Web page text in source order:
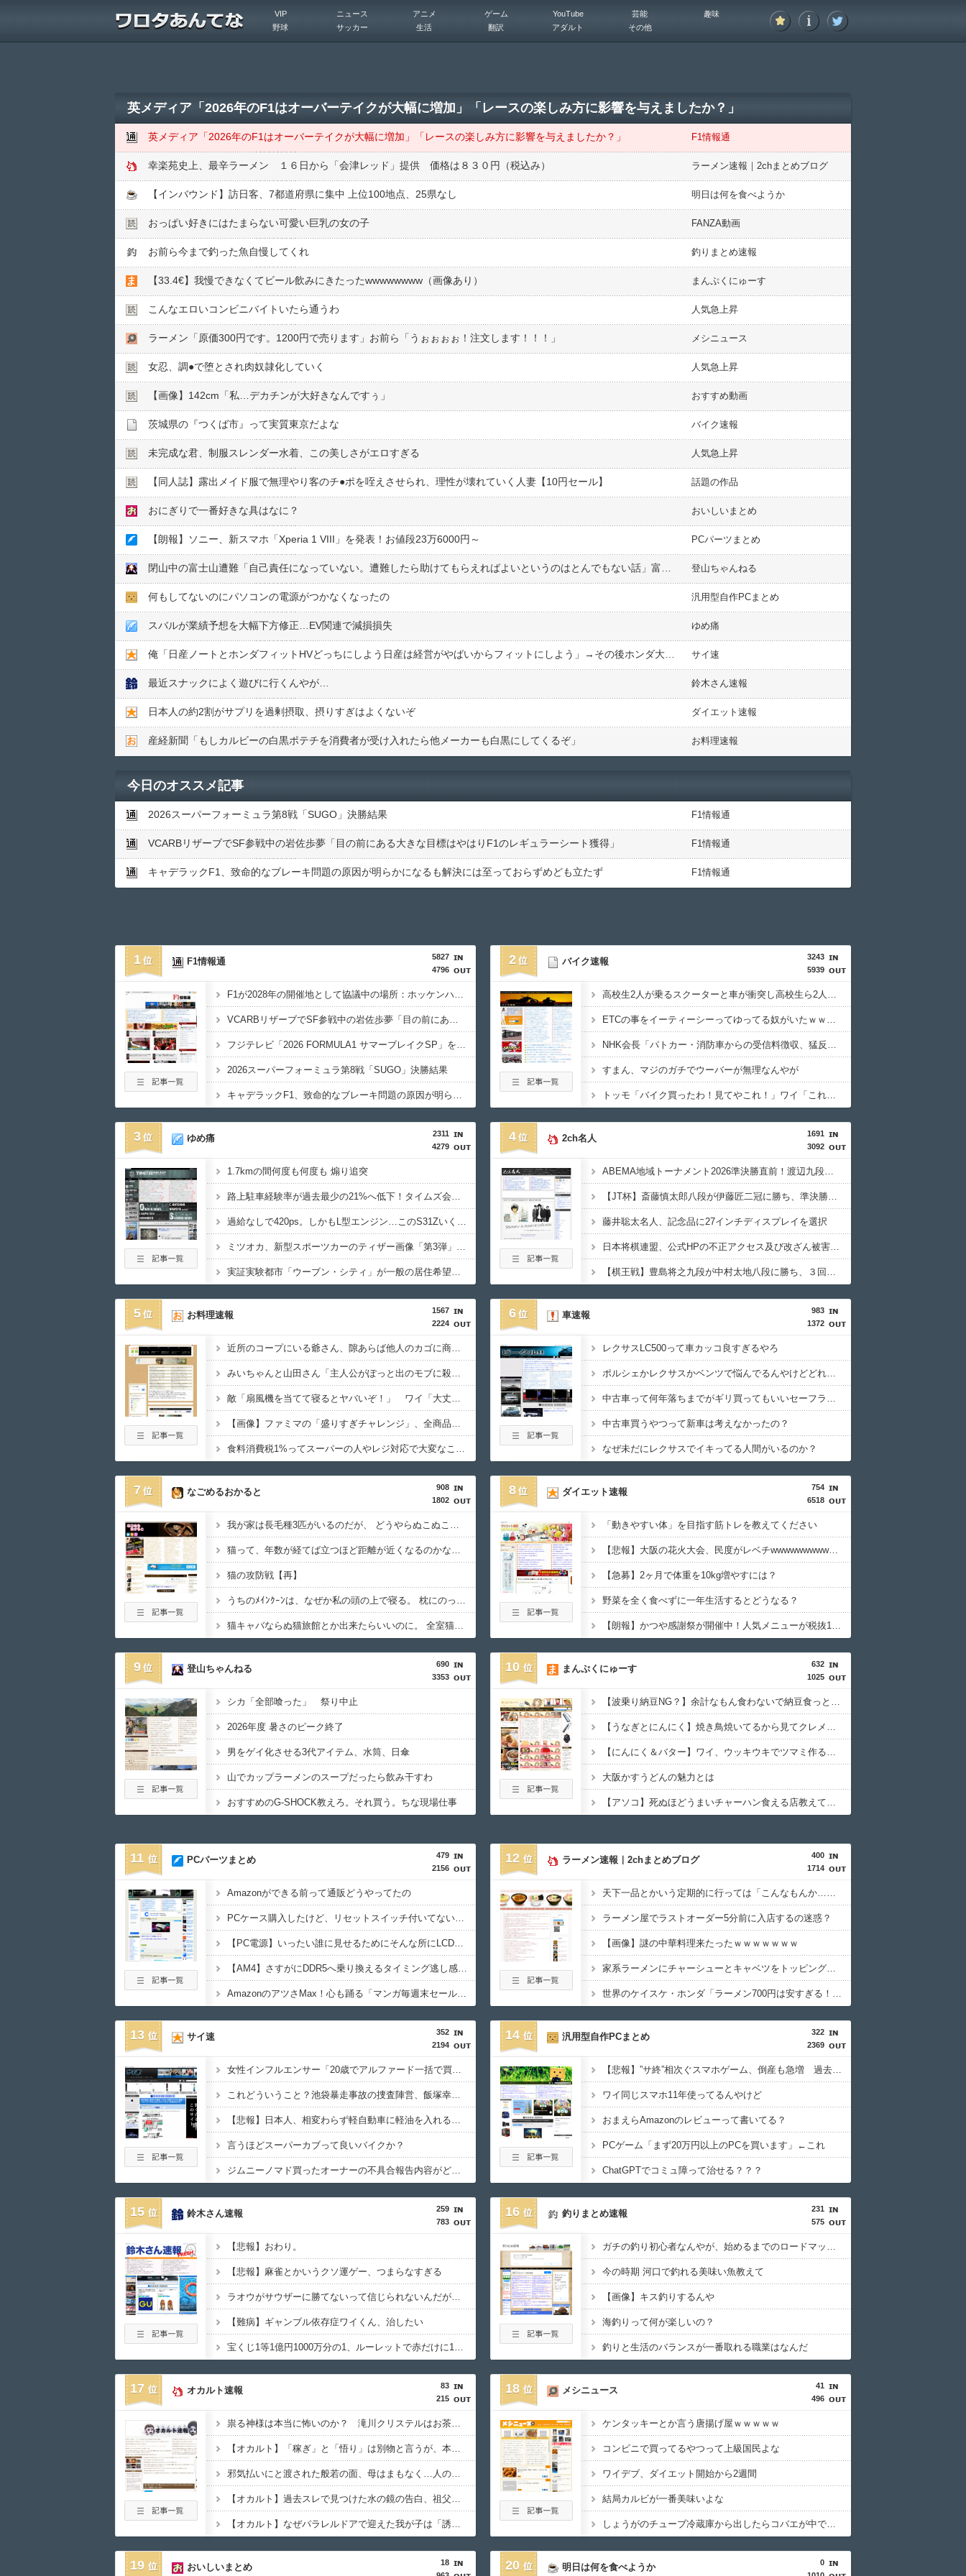
VIP ニュース アニメ ゲーム YouTube 芸能
趣味
野球
サッカー 生活 翻訳 アダルト その他
英メディア「2026年のF1はオーバーテイクが大幅に増加」「レースの楽しみ方に影響を与えましたか？」
英メディア「2026年のF1はオーバーテイクが大幅に増加」「レースの楽しみ方に影響を与えましたか？」 F1情報通
幸楽苑史上、最辛ラーメン １６日から「会津レッド」提供 価格は８３０円（税込み） ラーメン速報｜2chまとめブログ
【インバウンド】訪日客、7都道府県に集中 上位100地点、25県なし 明日は何を食べようか
おっぱい好きにはたまらない可愛い巨乳の女の子 FANZA動画
お前ら今まで釣った魚自慢してくれ 釣りまとめ速報
【33.4€】我慢できなくてビール飲みにきたったwwwwwwww（画像あり） まんぷくにゅーす
こんなエロいコンビニバイトいたら通うわ 人気急上昇
ラーメン「原価300円です。1200円で売ります」お前ら「うぉぉぉぉ！注文します！！！」 メシニュース
女忍、調●︎で堕とされ肉奴隷化していく 人気急上昇
【画像】142cm「私…デカチンが大好きなんですぅ」 おすすめ動画
茨城県の『つくば市』って実質東京だよな バイク速報
未完成な君、制服スレンダー水着、この美しさがエロすぎる 人気急上昇
【同人誌】露出メイド服で無理やり客のチ●︎ポを咥えさせられ、理性が壊れていく人妻【10円セール】 話題の作品
おにぎりで一番好きな具はなに？ おいしいまとめ
【朗報】ソニー、新スマホ「Xperia 1 VIII」を発表！お値段23万6000円～ PCパーツまとめ
登山ちゃんねる
何もしてないのにパソコンの電源がつかなくなったの 汎用型自作PCまとめ
スバルが業績予想を大幅下方修正…EV関連で減損損失 ゆめ痛
サイ速
最近スナックによく遊びに行くんやが… 鈴木さん速報
日本人の約2割がサプリを過剰摂取、摂りすぎはよくないぞ ダイエット速報
産経新聞「もしカルビーの白黒ポテチを消費者が受け入れたら他メーカーも白黒にしてくるぞ」 お料理速報
今日のオススメ記事
2026スーパーフォーミュラ第8戦「SUGO」決勝結果 F1情報通
VCARBリザーブでSF参戦中の岩佐歩夢「目の前にある大きな目標はやはりF1のレギュラーシート獲得」 F1情報通
キャデラックF1、致命的なブレーキ問題の原因が明らかになるも解決には至っておらずめども立たず F1情報通
1
5827
4796
F1情報通
F1が2028年の開催地として協議中の場所：ホッケンハイム、タイ、南アフリカ、アルゼンチン、ルワンダ
VCARBリザーブでSF参戦中の岩佐歩夢「目の前にある大きな目標はやはりF1のレギュラーシート獲得」
フジテレビ「2026 FORMULA1 サマーブレイクSP」を明日（8月9日）から12日間毎日放送へ
2026スーパーフォーミュラ第8戦「SUGO」決勝結果
キャデラックF1、致命的なブレーキ問題の原因が明らかになるも解決には至っておらずめども立たず
2
3243
5939
バイク速報
高校生2人が乗るスクーターと車が衝突し高校生ら2人が死傷、車の運転手を逮捕
ETCの事をイーティーシーってゆってる奴がいたｗｗｗｗｗｗｗ
NHK会長「パトカー・消防車からの受信料徴収、猛反発が凄いので検討し直します…」
すまん、マジのガチでウーバーが無理なんやが
トッモ「バイク買ったわ！見てやこれ！」ワイ「これスクーターじゃん…」
3
2311
4279
ゆめ痛
1.7kmの間何度も何度も 煽り追突
路上駐車経験率が過去最少の21%へ低下！タイムズ会員にアンケート
過給なしで420ps。しかもL型エンジン…このS31Zいくらかかってるんだ…
ミツオカ、新型スポーツカーのティザー画像「第3弾」を公開！
実証実験都市「ウーブン・シティ」が一般の居住希望者の募集開始 すでにトヨタ関係者が居住
4
1691
3092
2ch名人
ABEMA地域トーナメント2026準決勝直前！渡辺九段のガチ優勝予想＆予選丸わかりＳP
【JT杯】斎藤慎太郎八段が伊藤匠二冠に勝ち、準決勝進出
藤井聡太名人、記念品に27インチディスプレイを選択
日本将棋連盟、公式HPの不正アクセス及び改ざん被害の調査結果公表
【棋王戦】豊島将之九段が中村太地八段に勝ち、３回戦進出
5
1567
2224
お料理速報
近所のコープにいる爺さん、隙あらば他人のカゴに商品を入れようとする
みいちゃんと山田さん「主人公がぽっと出のモブに殺されて終わります」←これ
敵「扇風機を当てて寝るとヤバいぞ！」 ワイ「大丈夫やろｗｗｗ」扇風機ﾎﾟﾁｰ
【画像】ファミマの「盛りすぎチャレンジ」、全商品買うて来たで
食料消費税1%ってスーパーの人やレジ対応で大変なことにならんか？
6
983
1372
車速報
レクサスLC500って車カッコ良すぎるやろ
ポルシェかレクサスかベンツで悩んでるんやけどどれがいいと思う？
中古車って何年落ちまでがギリ買ってもいいセーフライン？
中古車買うやつって新車は考えなかったの？
なぜ未だにレクサスでイキってる人間がいるのか？
7
908
1802
なごめるおかると
我が家は長毛種3匹がいるのだが、 どうやらぬこぬこネットワークで聞きつけたらしく・・・【再】
猫って、年数が経てば立つほど距離が近くなるのかな。最近は、枕の横で寝てる。【再】
猫の攻防戦【再】
うちのﾒｲﾝｸｰﾝは、なぜか私の頭の上で寝る。 枕にのって、全体重を私の頭に預け、爆睡。【再】
猫キャバならぬ猫旅館とか出来たらいいのに。 全室猫付で寝るときはもれなく添い寝してくれるの。【再】
8
754
6518
ダイエット速報
「動きやすい体」を目指す筋トレを教えてください
【悲報】大阪の花火大会、民度がレベチwwwwwwwwwwwwwwww
【急募】2ヶ月で体重を10kg増やすには？
野菜を全く食べずに一年生活するとどうなる？
【朗報】かつや感謝祭が開催中！人気メニューが税抜150円引き＆ご飯大盛り無料????
9
690
3353
登山ちゃんねる
シカ「全部喰った」 祭り中止
2026年度 暑さのピーク終了
男をゲイ化させる3代アイテム、水筒、日傘
山でカップラーメンのスープだったら飲み干すわ
おすすめのG-SHOCK教えろ。それ買う。ちな現場仕事
10
632
1025
まんぷくにゅーす
【波乗り納豆NG？】余計なもん食わないで納豆食っときゃ間違いないことが判明した
【うなぎとにんにく】焼き鳥焼いてるから見てクレメンスｗｗｗ（画像あり）
【にんにく＆バター】ワイ、ウッキウキでツマミ作る（画像あり）
大阪かすうどんの魅力とは
【アソコ】死ぬほどうまいチャーハン食える店教えてクレメンスwwwwwwww
11
479
2156
PCパーツまとめ
Amazonができる前って通販どうやってたの
PCケース購入したけど、リセットスイッチ付いてないのな
【PC電源】いったい誰に見せるためにそんな所にLCD付けるのかな
【AM4】さすがにDDR5へ乗り換えるタイミング逃し感が半端ない
AmazonのアツさMax！心も踊る「マンガ毎週末セール（50%還元）」2日目襲来！
12
400
1714
ラーメン速報｜2chまとめブログ
天下一品とかいう定期的に行っては「こんなもんか…」ってなるラーメン屋wwwwwww
ラーメン屋でラストオーダー5分前に入店するの迷惑？
【画像】謎の中華料理来たったｗｗｗｗｗｗｗ
家系ラーメンにチャーシューとキャベツをトッピングして食べるのが好き
世界のケイスケ・ホンダ「ラーメン700円は安すぎる！2000円にするべき」
13
352
2194
サイ速
女性インフルエンサー「20歳でアルファード一括で買えちゃう私って素敵」→画像にアレが写ってしまうｗｗｗｗｗｗｗｗ
これどういうこと？池袋暴走事故の捜査陣営、飯塚幸三受刑者を逮捕しなくていい理由を考えるために1000ページもの法解釈書を読んでた模様…自民議員からも圧力
【悲報】日本人、相変わらず軽自動車に軽油を入れる…
言うほどスーパーカブって良いバイクか？
ジムニーノマド買ったオーナーの不具合報告内容がどれも独特すぎる模様…
14
322
2369
汎用型自作PCまとめ
【悲報】”サ終”相次ぐスマホゲーム、倒産も急増 過去最多ペースで推移
ワイ同じスマホ11年使ってるんやけど
おまえらAmazonのレビューって書いてる？
PCゲーム「まず20万円以上のPCを買います」←これ
ChatGPTでコミュ障って治せる？？？
15
259
783
鈴木さん速報
【悲報】おわり。
【悲報】麻雀とかいうクソ運ゲー、つまらなすぎる
ラオウがサウザーに勝てないって信じられないんだが…
【難病】ギャンブル依存症ワイくん、治したい
宝くじ1等1億円1000万分の1、ルーレットで赤だけに1万円賭けて13連勝（8192万円）する確率2888分の1ｗ
16
231
575
釣りまとめ速報
ガチの釣り初心者なんやが、始めるまでのロードマップ教えてくれ
今の時期 河口で釣れる美味い魚教えて
【画像】キス釣りするんや
海釣りって何が楽しいの？
釣りと生活のバランスが一番取れる職業はなんだ
17
83
215
オカルト速報
祟る神様は本当に怖いのか？ 滝川クリステルはお茶とお菓子でなだめられる 滝川氏シリーズ傑作5選
【オカルト】「稼ぎ」と「悟り」は別物と言うが、本当にそうなのか？お金じゃ埋まらない欲の正体。
邪気払いにと渡された般若の面、母はまもなく…人の恨み傑作7選
【オカルト】過去スレで見つけた水の鏡の告白、祖父は閻魔様で父はまさかの…
【オカルト】なぜパラレルドアで迎えた我が子は「誘拐」にならないのか？
18
41
496
メシニュース
ケンタッキーとか言う唐揚げ屋ｗｗｗｗｗ
コンビニで買ってるやつって上級国民よな
ワイデブ、ダイエット開始から2週間
結局カルビが一番美味いよな
しょうがのチューブ冷蔵庫から出したらコバエが中で暴れてた
19
18
おいしいまとめ 20
0
明日は何を食べようか